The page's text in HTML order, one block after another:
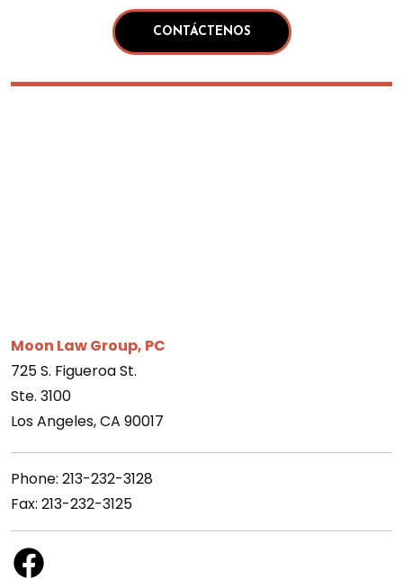
Moon Law Group, PC
725 S. Figueroa St.
Ste. 3100
Los Angeles, CA 90017
Phone: 213-232-3128
Fax: 213-232-3125